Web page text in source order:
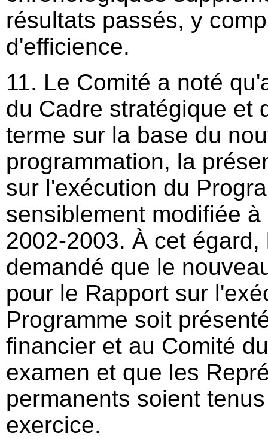
résultats passés, y
d'efficience.
11. Le Comité a noté
du Cadre stratégique et
terme sur la base du
programmation, la
sur l'exécution du
sensiblement modifiée
2002-2003. À cet égard,
demandé que le
pour le Rapport sur
Programme soit
financier et au Comité
examen et que les
permanents soient
exercice.